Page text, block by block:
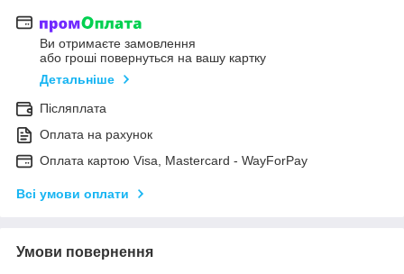
Ви отримаєте замовлення
або гроші повернуться на вашу картку
Детальніше
Післяплата
Оплата на рахунок
Оплата картою Visa, Mastercard - WayForPay
Всі умови оплати
Умови повернення